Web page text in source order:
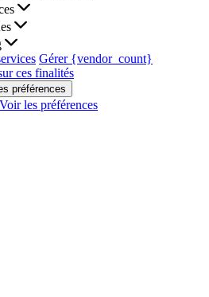
Gérer {vendor_count}
ces finalités
préférences
Voir les préférences